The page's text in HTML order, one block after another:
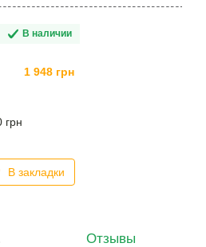
В наличии
1 948 грн
грн
В закладки
Отзывы